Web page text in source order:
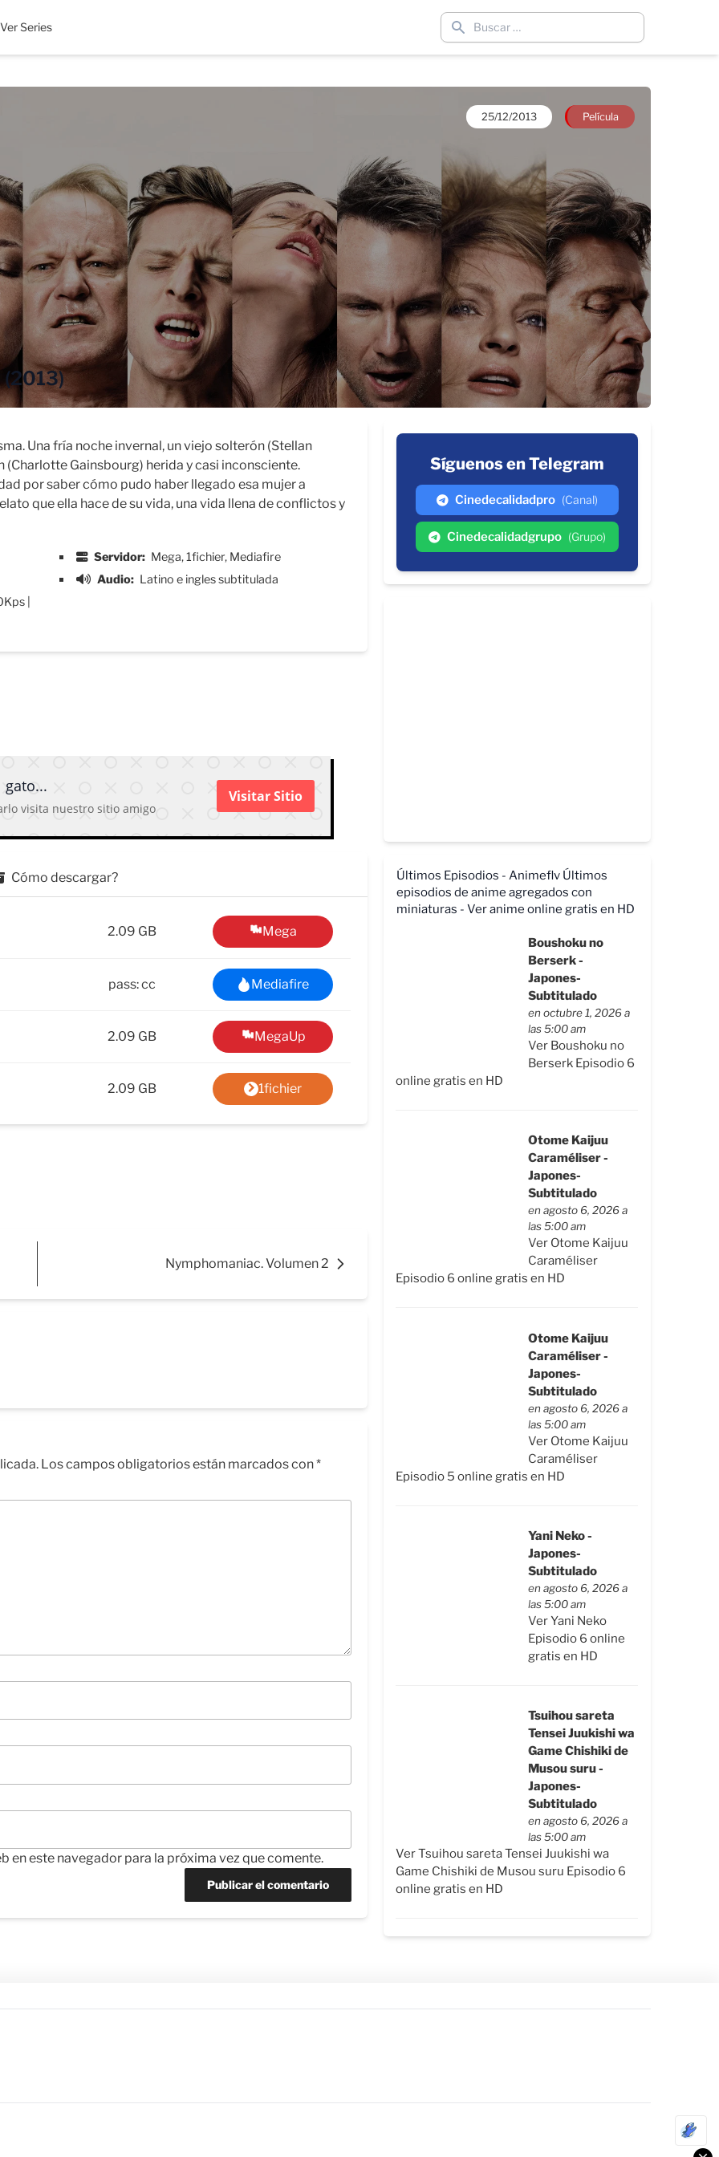
Ver Series
25/12/2013 Película
(2013)
Una fría noche invernal, un viejo solterón (Stellan
(Charlotte Gainsbourg) herida y casi inconsciente.
por saber cómo pudo haber llegado esa mujer a
que ella hace de su vida, una vida llena de conflictos y
|
Servidor: Mega, 1fichier, Mediafire
Audio: Latino e ingles subtitulada
gato...
visita nuestro sitio amigo
Visitar Sitio
Cómo descargar?
2.09 GB Mega
pass: cc Mediafire
2.09 GB MegaUp
2.09 GB 1fichier
Nymphomaniac. Volumen 2
Los campos obligatorios están marcados con*
en este navegador para la próxima vez que comente.
Síguenos en Telegram
Cinedecalidadpro (Canal)
Cinedecalidadgrupo (Grupo)
Últimos Episodios - Animeflv Últimos
episodios de anime agregados con
miniaturas - Ver anime online gratis en HD
Boushoku no
Berserk -
Japones-
Subtitulado
en octubre 1, 2026 a
las 5:00 am
Ver Boushoku no
Berserk Episodio 6
online gratis en HD
Otome Kaijuu
Caraméliser -
Japones-
Subtitulado
en agosto 6, 2026 a
las 5:00 am
Ver Otome Kaijuu
Caraméliser
Episodio 6 online gratis en HD
Otome Kaijuu
Caraméliser -
Japones-
Subtitulado
en agosto 6, 2026 a
las 5:00 am
Ver Otome Kaijuu
Caraméliser
Episodio 5 online gratis en HD
Yani Neko -
Japones-
Subtitulado
en agosto 6, 2026 a
las 5:00 am
Ver Yani Neko
Episodio 6 online
gratis en HD
Tsuihou sareta
Tensei Juukishi wa
Game Chishiki de
Musou suru -
Japones-
Subtitulado
en agosto 6, 2026 a
las 5:00 am
Ver Tsuihou sareta Tensei Juukishi wa
Game Chishiki de Musou suru Episodio 6
online gratis en HD